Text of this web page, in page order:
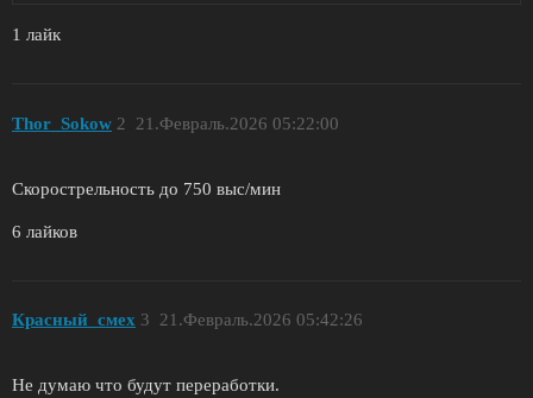
1 лайк
Thor_Sokow 21.Февраль.2026 05:22:00
2
Скорострельность до 750 выс/мин
6 лайков
Красный_смех 21.Февраль.2026 05:42:26
3
Не думаю что будут переработки.